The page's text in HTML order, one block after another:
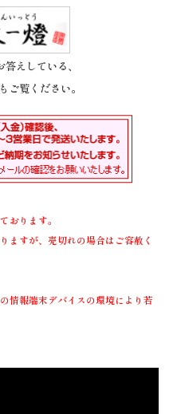
えしている、
ご覧ください。
おります。
ますが、売切れの場合はご容赦く
情報端末デバイスの環境により若